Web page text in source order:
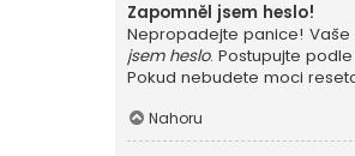
Zapomněl jsem heslo!
Nepropadejte panice! Vaše
jsem heslo. Postupujte
Pokud nebudete moci
Nahoru